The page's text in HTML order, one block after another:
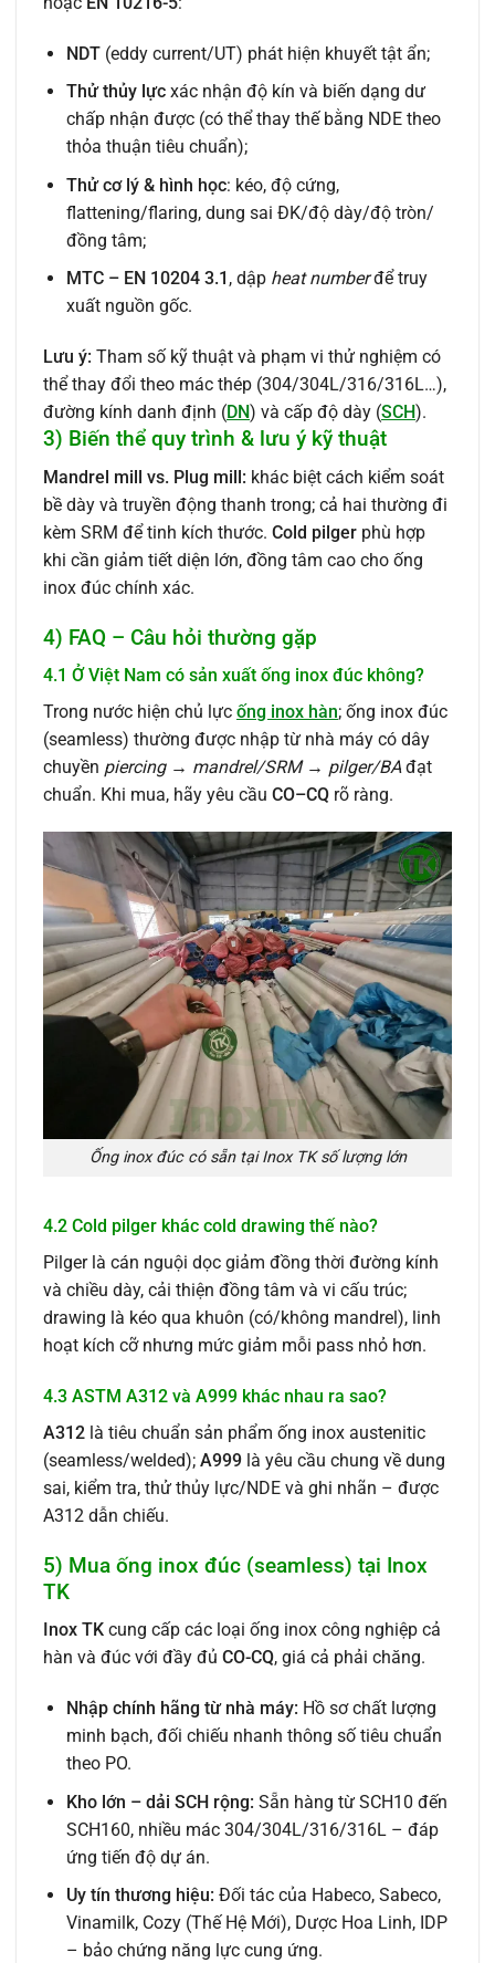
NDT(eddy current/UT) phát hiện khuyết tật ẩn;
Thử thủy lựcxác nhận độ kín và biến dạng dư
chấp nhận được (có thể thay thế bằng NDE theo
thỏa thuận tiêu chuẩn);
Thử cơ lý & hình học: kéo, độ cứng,
flattening/flaring, dung sai ĐK/độ dày/độ tròn/
đồng tâm;
MTC – EN 10204 3.1 , dập heat numberđể truy
xuất nguồn gốc.
Lưu ý: Tham số kỹ thuật và phạm vi thử nghiệm có
thể thay đổi theo mác thép (304/304L/316/316L…),
đường kính danh định (DN) và cấp độ dày (SCH).
3) Biến thể quy trình & lưu ý kỹ thuật
Mandrel mill vs. Plug mill: khác biệt cách kiểm soát
bề dày và truyền động thanh trong; cả hai thường đi
kèm SRM để tinh kích thước. Cold pilger phù hợp
khi cần giảm tiết diện lớn, đồng tâm cao cho ống
inox đúc chính xác.
4) FAQ – Câu hỏi thường gặp
4.1 Ở Việt Nam có sản xuất ống inox đúc không?
Trong nước hiện chủ lực ống inox hàn; ống inox đúc
(seamless) thường được nhập từ nhà máy có dây
chuyền piercing → mandrel/SRM → pilger/BAđạt
chuẩn. Khi mua, hãy yêu cầu CO–CQ rõ ràng.
Ống inox đúc có sẵn tại Inox TK số lượng lớn
4.2 Cold pilger khác cold drawing thế nào?
Pilger là cán nguội dọc giảm đồng thời đường kính
và chiều dày, cải thiện đồng tâm và vi cấu trúc;
drawing là kéo qua khuôn (có/không mandrel), linh
hoạt kích cỡ nhưng mức giảm mỗi pass nhỏ hơn.
4.3 ASTM A312 và A999 khác nhau ra sao?
A312 là tiêu chuẩn sản phẩm ống inox austenitic
(seamless/welded); A999 là yêu cầu chung về dung
sai, kiểm tra, thử thủy lực/NDE và ghi nhãn – được
A312 dẫn chiếu.
5) Mua ống inox đúc (seamless) tại Inox
TK
Inox TK cung cấp các loại ống inox công nghiệp cả
hàn và đúc với đầy đủ CO-CQ, giá cả phải chăng.
Nhập chính hãng từ nhà máy: Hồ sơ chất lượng
minh bạch, đối chiếu nhanh thông số tiêu chuẩn
theo PO.
Kho lớn – dải SCH rộng: Sẵn hàng từ SCH10 đến
SCH160, nhiều mác 304/304L/316/316L – đáp
ứng tiến độ dự án.
Uy tín thương hiệu: Đối tác của Habeco, Sabeco,
Vinamilk, Cozy (Thế Hệ Mới), Dược Hoa Linh, IDP
– bảo chứng năng lực cung ứng.